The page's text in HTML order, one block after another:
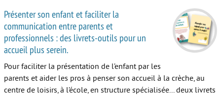
Autour de la jeunesse
Autour de l’école
Face au handicap
Face au deuil
Présenter son enfant et faciliter la
communication entre parents et
professionnels : des livrets-outils pour un
accueil plus serein.
Pour faciliter la présentation de l’enfant par les
parents et aider les pros à penser son accueil à la crèche, au
centre de loisirs, à l’école, en structure spécialisée... deux livrets